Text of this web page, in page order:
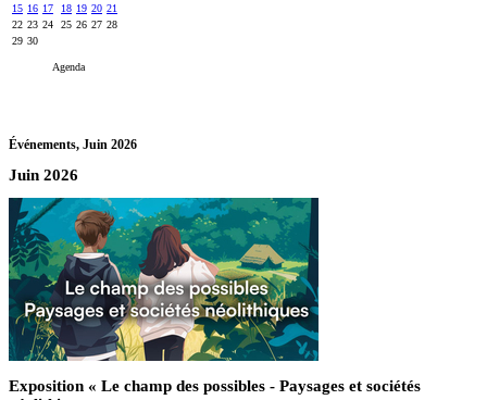
15 16 17 18 19 20 21
22 23 24 25 26 27 28
29 30
Agenda
Événements, Juin 2026
Juin 2026
Exposition « Le champ des possibles - Paysages et sociétés